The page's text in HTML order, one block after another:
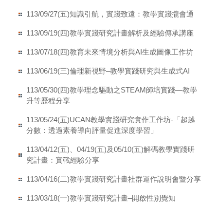
113/09/27(五)知識引航，實踐致遠：教學實踐攏會通
113/09/19(四)教學實踐研究計畫解析及經驗傳承講座
113/07/18(四)教育未來情境分析與AI生成圖像工作坊
113/06/19(三)倫理新視野–教學實踐研究與生成式AI
113/05/30(四)教學理念驅動之STEAM師培實踐—教學
升等歷程分享
113/05/24(五)UCAN教學實踐研究實作工作坊-「超越
分數：透過素養導向評量促進深度學習」
113/04/12(五)、04/19(五)及05/10(五)解碼教學實踐研
究計畫：實戰經驗分享
113/04/16(二)教學實踐研究計畫社群運作說明會暨分享
113/03/18(一)教學實踐研究計畫–開啟性別覺知